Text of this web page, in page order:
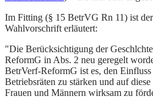
Im Fitting (§ 15 BetrVG Rn 11) ist
Wahlvorschrift erläutert:
"Die Berücksichtigung der
ReformG in Abs. 2 neu geregelt
BetrVerf-ReformG ist es, den Einfluss
Betriebsräten zu stärken und auf
Frauen und Männern wirksam zu